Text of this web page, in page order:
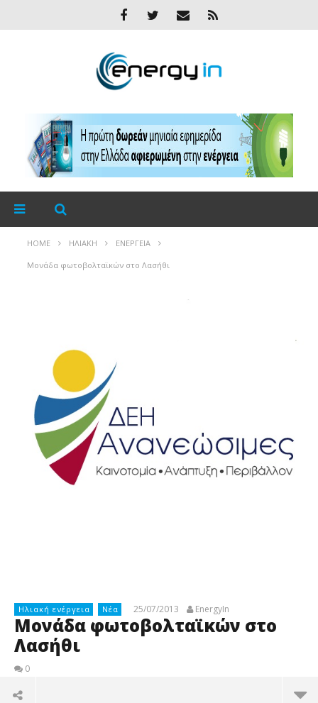
HOME ΗΛΙΑΚΉ ΕΝΈΡΓΕΙΑ
Μονάδα φωτοβολταϊκών στο Λασήθι
Ηλιακή ενέργεια Νέα 25/07/2013 EnergyIn
Μονάδα φωτοβολταϊκών στο
Λασήθι
0